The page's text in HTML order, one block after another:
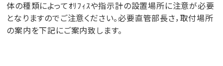
体の種類によってｵﾘﾌｨｽや指示計の設置場所に注意が必要
となりますのでご注意ください。必要直管部長さ，取付場所
の案内を下記にご案内致します。